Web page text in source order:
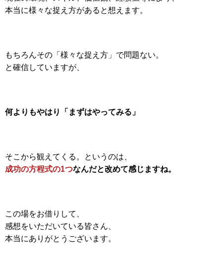
本当に様々な捉え方があると想えます。
もちろんその「様々な捉え方」で問題ない。
と確信していますが、
何よりもやはり「まずはやってみる」
そこから観えてくる。というのは、
成功の方程式の1つなんだと改めて感じますね。
この場をお借りして、
感想をいただいている皆さん、
本当にありがとうございます。